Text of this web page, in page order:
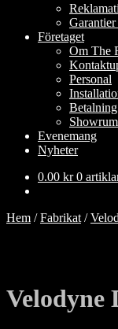
Företaget
Om The
Personal
Evenemang
Nyheter
0.00 kr 0
Hem /Fabrikat /
Velodyne